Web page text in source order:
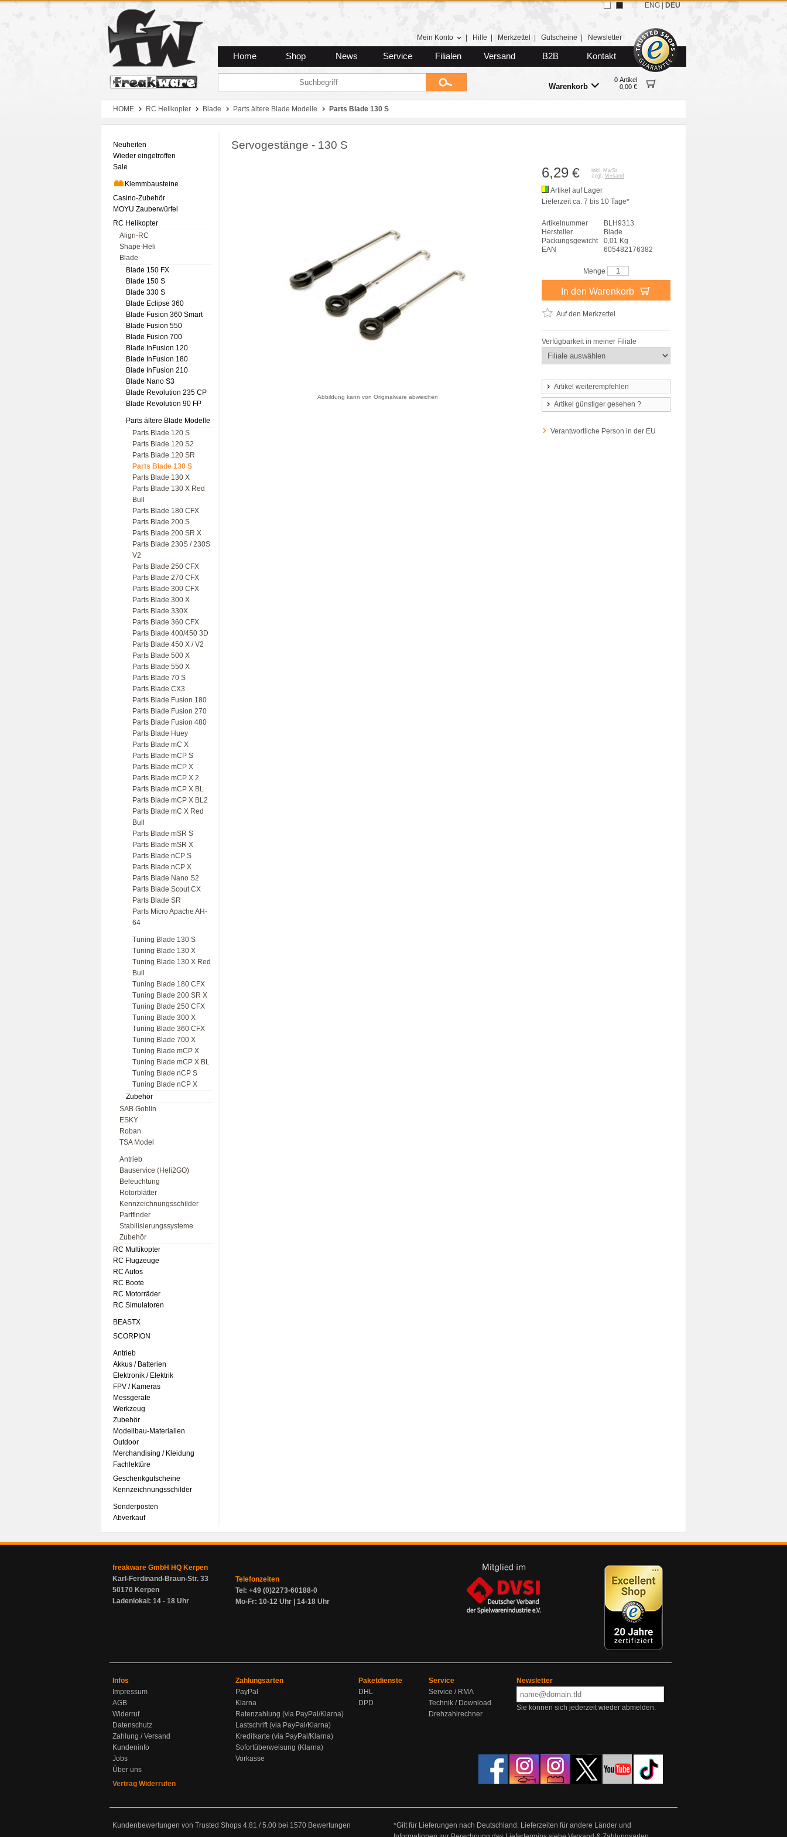
Zum Hauptmenue
Zum Seiteninhalt
Zum Warenkob
Mein Konto Hilfe Merkzettel Gutscheine Newsletter
Home Shop News Service Filialen Versand B2B Kontakt
Warenkorb
0 Artikel
0,00 €
ENG DEU
HOME RC Helikopter Blade Parts ältere Blade Modelle Parts Blade 130 S
Neuheiten
Wieder eingetroffen
Sale
Klemmbausteine
Casino-Zubehör
MOYU Zauberwürfel
RC Helikopter
Align-RC
Shape-Heli
Blade
Blade 150 FX
Blade 150 S
Blade 330 S
Blade Eclipse 360
Blade Fusion 360 Smart
Blade Fusion 550
Blade Fusion 700
Blade InFusion 120
Blade InFusion 180
Blade InFusion 210
Blade Nano S3
Blade Revolution 235 CP
Blade Revolution 90 FP
Parts ältere Blade Modelle
Parts Blade 120 S
Parts Blade 120 S2
Parts Blade 120 SR
Parts Blade 130 S
Parts Blade 130 X
Parts Blade 130 X Red
Bull
Parts Blade 180 CFX
Parts Blade 200 S
Parts Blade 200 SR X
Parts Blade 230S / 230S
V2
Parts Blade 250 CFX
Parts Blade 270 CFX
Parts Blade 300 CFX
Parts Blade 300 X
Parts Blade 330X
Parts Blade 360 CFX
Parts Blade 400/450 3D
Parts Blade 450 X / V2
Parts Blade 500 X
Parts Blade 550 X
Parts Blade 70 S
Parts Blade CX3
Parts Blade Fusion 180
Parts Blade Fusion 270
Parts Blade Fusion 480
Parts Blade Huey
Parts Blade mC X
Parts Blade mCP S
Parts Blade mCP X
Parts Blade mCP X 2
Parts Blade mCP X BL
Parts Blade mCP X BL2
Parts Blade mC X Red
Bull
Parts Blade mSR S
Parts Blade mSR X
Parts Blade nCP S
Parts Blade nCP X
Parts Blade Nano S2
Parts Blade Scout CX
Parts Blade SR
Parts Micro Apache AH-
64
Tuning Blade 130 S
Tuning Blade 130 X
Tuning Blade 130 X Red
Bull
Tuning Blade 180 CFX
Tuning Blade 200 SR X
Tuning Blade 250 CFX
Tuning Blade 300 X
Tuning Blade 360 CFX
Tuning Blade 700 X
Tuning Blade mCP X
Tuning Blade mCP X BL
Tuning Blade nCP S
Tuning Blade nCP X
Zubehör
SAB Goblin
ESKY
Roban
TSA Model
Antrieb
Bauservice (Heli2GO)
Beleuchtung
Rotorblätter
Kennzeichnungsschilder
Partfinder
Stabilisierungssysteme
Zubehör
RC Multikopter
RC Flugzeuge
RC Autos
RC Boote
RC Motorräder
RC Simulatoren
BEASTX
SCORPION
Antrieb
Akkus / Batterien
Elektronik / Elektrik
FPV / Kameras
Messgeräte
Werkzeug
Zubehör
Modellbau-Materialien
Outdoor
Merchandising / Kleidung
Fachlektüre
Geschenkgutscheine
Kennzeichnungsschilder
Sonderposten
Abverkauf
Servogestänge - 130 S
Abbildung kann von Originalware abweichen
6,29 €
inkl. MwSt.
zzgl. Versand
Artikel auf Lager
Lieferzeit ca. 7 bis 10 Tage*
Artikelnummer
BLH9313
Hersteller
Blade
Packungsgewicht
0,01 Kg
EAN
605482176382
Menge
In den Warenkorb
Auf den Merkzettel
Verfügbarkeit in meiner Filiale
Artikel weiterempfehlen
Artikel günstiger gesehen ?
Verantwortliche Person in der EU
freakware GmbH HQ Kerpen
Karl-Ferdinand-Braun-Str. 33
50170 Kerpen
Ladenlokal: 14 - 18 Uhr
Telefonzeiten
Tel: +49 (0)2273-60188-0
Mo-Fr: 10-12 Uhr | 14-18 Uhr
Infos
Impressum
AGB
Widerruf
Datenschutz
Zahlung / Versand
Kundeninfo
Jobs
Über uns
Vertrag Widerrufen
Zahlungsarten
PayPal
Klarna
Ratenzahlung (via PayPal/Klarna)
Lastschrift (via PayPal/Klarna)
Kreditkarte (via PayPal/Klarna)
Sofortüberweisung (Klarna)
Vorkasse
Paketdienste
DHL
DPD
Service
Service / RMA
Technik / Download
Drehzahlrechner
Newsletter
Sie können sich jederzeit wieder abmelden.
Kundenbewertungen von Trusted Shops 4.81 /5.00 bei 1570 Bewertungen
*Gilt für Lieferungen nach Deutschland. Lieferzeiten für andere Länder und